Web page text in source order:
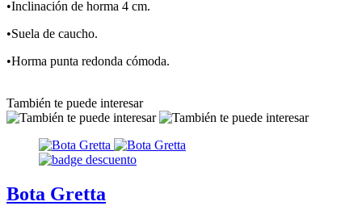
•Inclinación de horma 4 cm.
•Suela de caucho.
•Horma punta redonda cómoda.
También te puede interesar
Bota Gretta